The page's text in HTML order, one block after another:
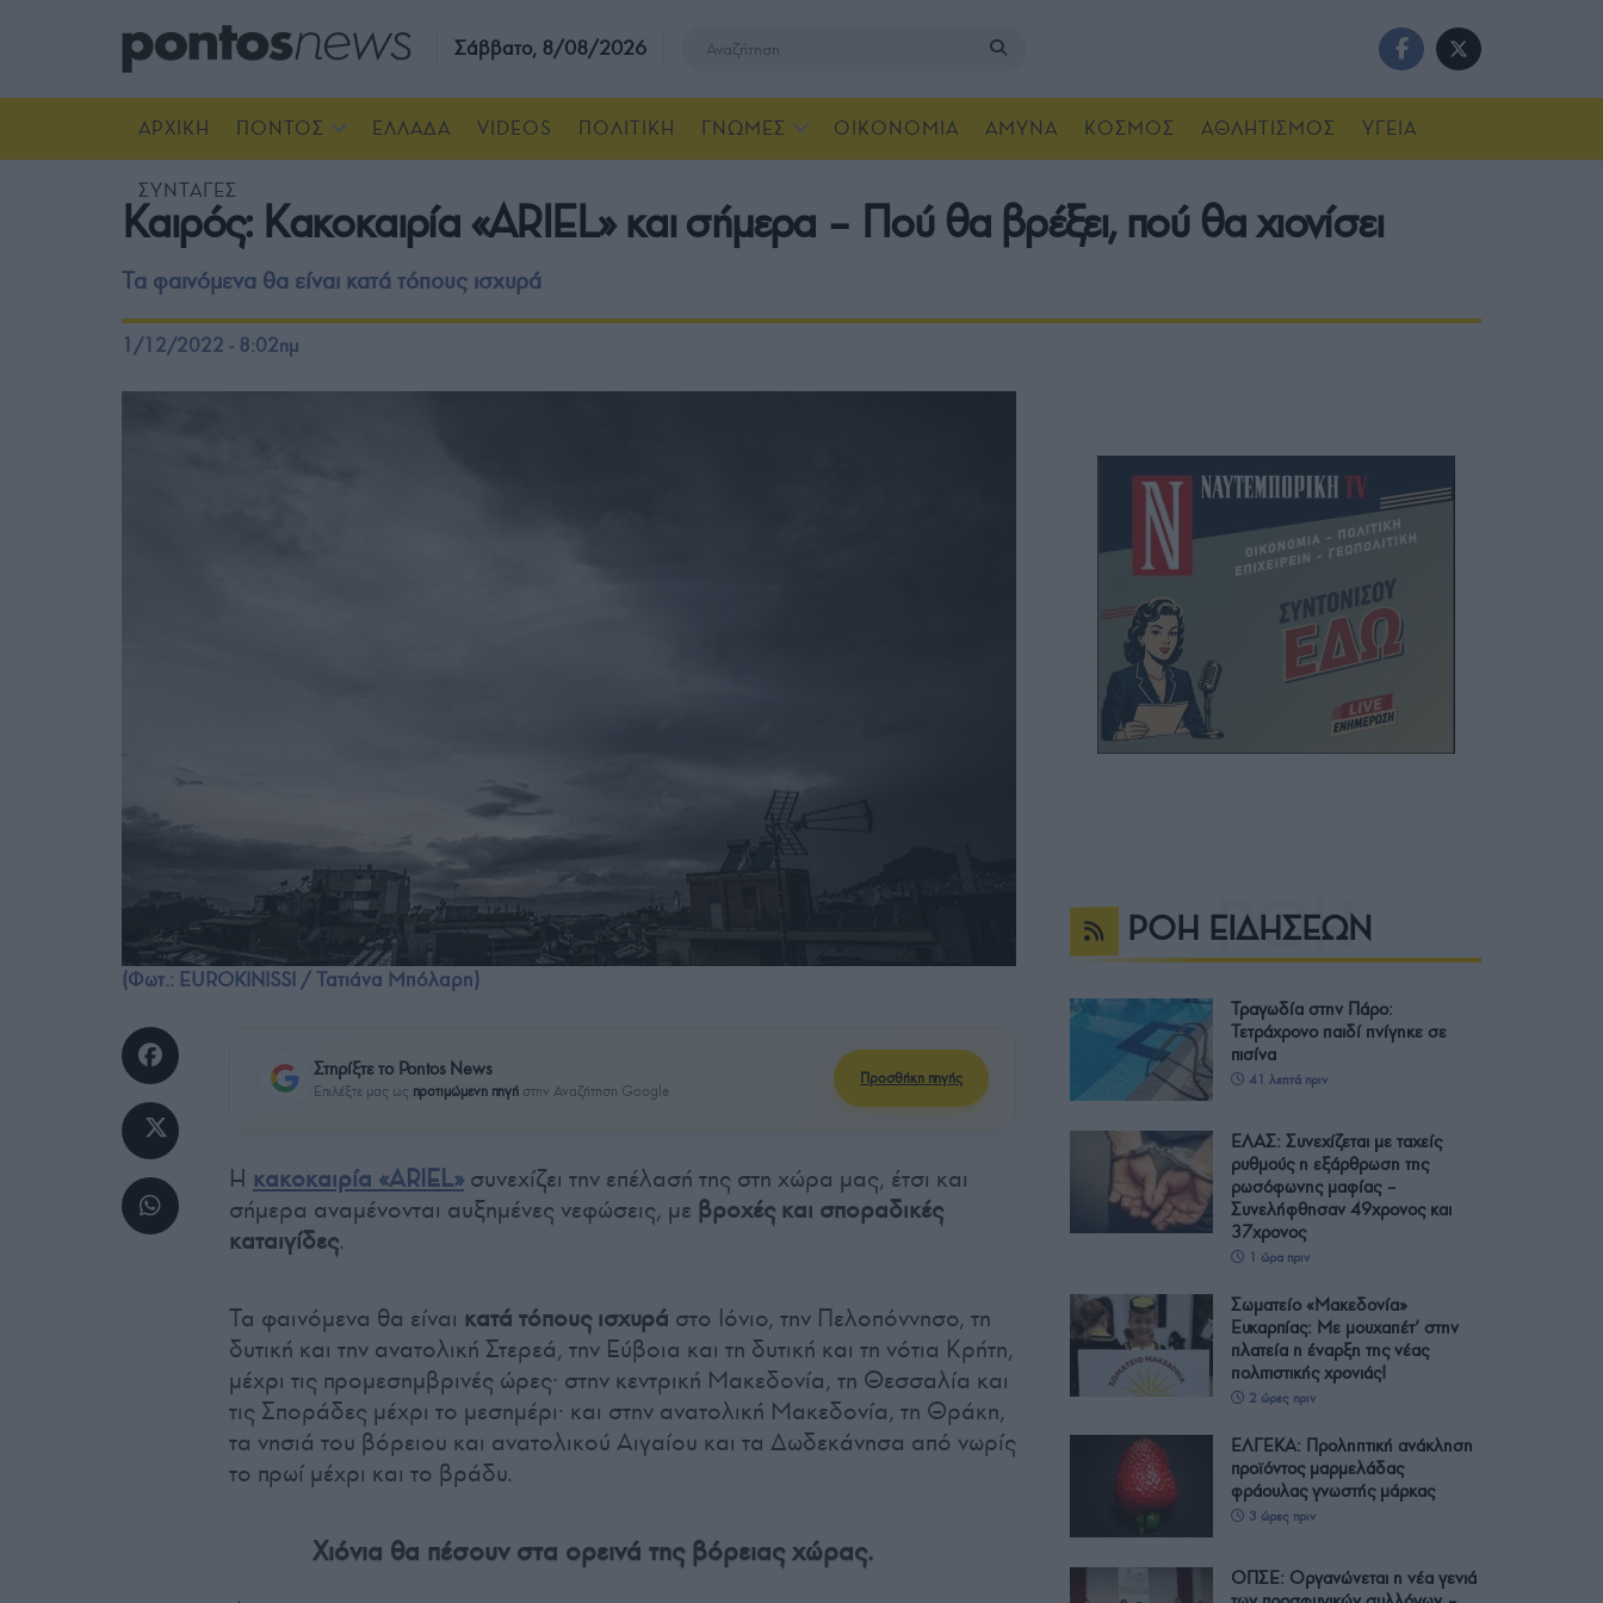
Σάββατο, 8/08/2026
ΑΡΧΙΚΗ ΠΟΝΤΟΣ ΕΛΛΑΔΑ VIDEOS ΠΟΛΙΤΙΚΗ ΓΝΩΜΕΣ ΟΙΚΟΝΟΜΙΑ ΑΜΥΝΑ ΚΟΣΜΟΣ ΑΘΛΗΤΙΣΜΟΣ ΥΓΕΙΑ
ΣΥΝΤΑΓΕΣ
Καιρός: Κακοκαιρία «ARIEL» και σήμερα – Πού θα βρέξει, πού θα χιονίσει
Τα φαινόμενα θα είναι κατά τόπους ισχυρά
1/12/2022 - 8:02πμ
(Φωτ.: EUROKINISSI / Τατιάνα Μπόλαρη)
Στηρίξτε το Pontos News
Επιλέξτε μας ως προτιμώμενη πηγή στην Αναζήτηση Google
Προσθήκη πηγής
Η κακοκαιρία «ARIEL» συνεχίζει την επέλασή της στη χώρα μας, έτσι και
σήμερα αναμένονται αυξημένες νεφώσεις, με βροχές και σποραδικές
καταιγίδες.
Τα φαινόμενα θα είναι κατά τόπους ισχυρά στο Ιόνιο, την Πελοπόννησο, τη
δυτική και την ανατολική Στερεά, την Εύβοια και τη δυτική και τη νότια Κρήτη,
μέχρι τις προμεσημβρινές ώρες· στην κεντρική Μακεδονία, τη Θεσσαλία και
τις Σποράδες μέχρι το μεσημέρι· και στην ανατολική Μακεδονία, τη Θράκη,
τα νησιά του βόρειου και ανατολικού Αιγαίου και τα Δωδεκάνησα από νωρίς
το πρωί μέχρι και το βράδυ.
Χιόνια θα πέσουν στα ορεινά της βόρειας χώρας.
ΡΟΗ ΕΙΔΗΣΕΩΝ
Τραγωδία στην Πάρο:
Τετράχρονο παιδί πνίγηκε σε
πισίνα
41 λεπτά πριν
ΕΛΑΣ: Συνεχίζεται με ταχείς
ρυθμούς η εξάρθρωση της
ρωσόφωνης μαφίας –
Συνελήφθησαν 49χρονος και
37χρονος
1 ώρα πριν
Σωματείο «Μακεδονία»
Ευκαρπίας: Με μουχαπέτ’ στην
πλατεία η έναρξη της νέας
πολιτιστικής χρονιάς!
2 ώρες πριν
ΕΛΓΕΚΑ: Προληπτική ανάκληση
προϊόντος μαρμελάδας
φράουλας γνωστής μάρκας
3 ώρες πριν
ΟΠΣΕ: Οργανώνεται η νέα γενιά